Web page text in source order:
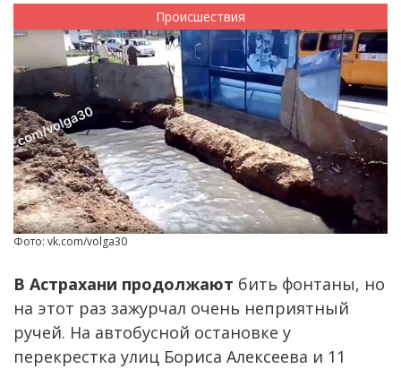
Происшествия
Фото: vk.com/volga30
В Астрахани продолжают бить фонтаны, но
на этот раз зажурчал очень неприятный
ручей. На автобусной остановке у
перекрестка улиц Бориса Алексеева и 11